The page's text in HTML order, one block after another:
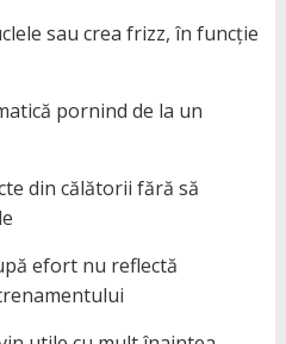
sau crea frizz, în funcție
pornind de la un
din călătorii fără să
efort nu reflectă